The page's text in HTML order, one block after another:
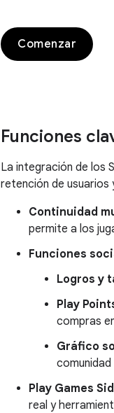
Comenzar
Funciones
La integración de los
retención de
Continuidad
permite a los
Funciones
Logros y
Play
compras
Gráfico
Play Games
real y